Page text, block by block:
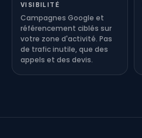
VISIBILITÉ
Campagnes Google et
référencement ciblés sur
votre zone d'activité. Pas
de trafic inutile, que des
appels et des devis.